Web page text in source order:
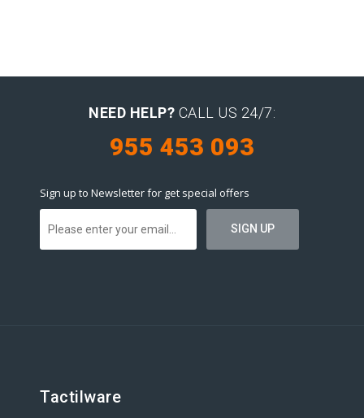
NEED HELP? CALL US 24/7:
955 453 093
Sign up to Newsletter for get special offers
Tactilware